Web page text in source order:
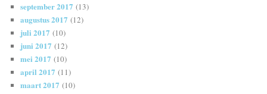
september 2017 (13)
augustus 2017 (12)
juli 2017 (10)
juni 2017 (12)
mei 2017 (10)
april 2017 (11)
maart 2017 (10)